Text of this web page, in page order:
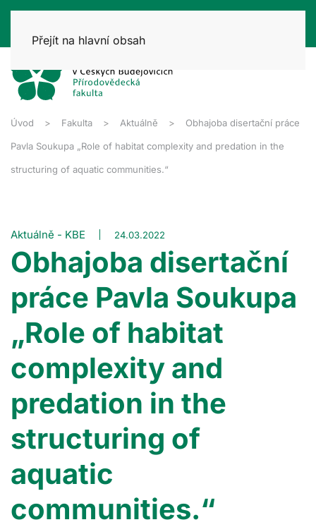
Přejít na hlavní obsah
Úvod Fakulta Aktuálně Obhajoba disertační práce
Pavla Soukupa „Role of habitat complexity and predation in the
structuring of aquatic communities.“
Aktuálně - KBE 24.03.2022
Obhajoba disertační
práce Pavla Soukupa
„Role of habitat
complexity and
predation in the
structuring of
aquatic
communities.“